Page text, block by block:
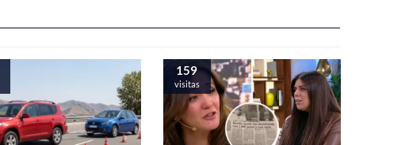
159
visitas